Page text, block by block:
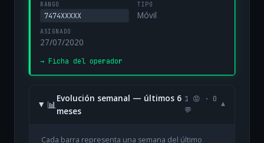
RANGO
7474XXXXX
TIPO
Móvil
ASIGNADO
27/07/2020
→ Ficha del operador
📊
Evolución semanal — últimos 6
meses
1 😡 · 0
💬
▾
Cada barra representa una semana del último